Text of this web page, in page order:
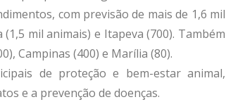
com previsão de mais de 1,6 mil
mil animais) e Itapeva (700). Também
Campinas (400) e Marília (80).
de proteção e bem-estar animal,
e a prevenção de doenças.